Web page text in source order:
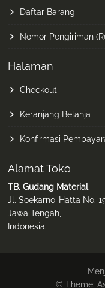
Daftar Barang
Nomor Pengiriman
Halaman
Checkout
Keranjang Belanja
Konfirmasi
Alamat Toko
TB. Gudang Material
Jl. Soekarno-Hatta No.
Jawa Tengah,
Indonesia.
© Theme: